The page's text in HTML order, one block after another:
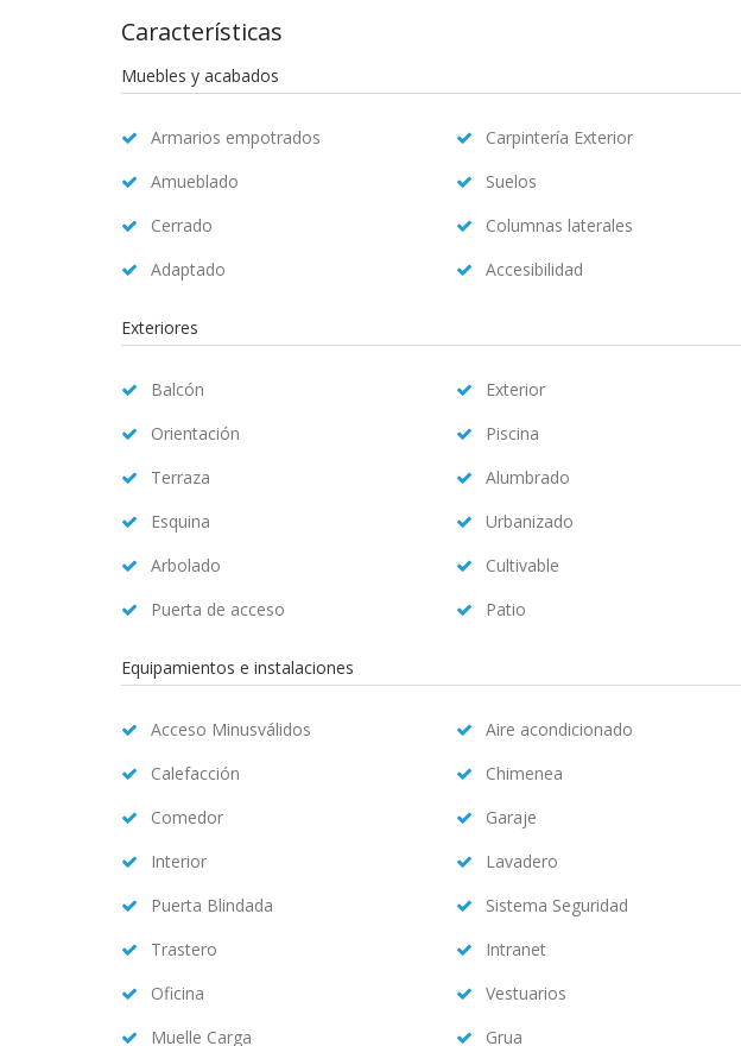
Características
Muebles y acabados
Armarios empotrados Carpintería Exterior
Amueblado
Suelos
Cerrado
Columnas laterales
Adaptado
Accesibilidad
Exteriores
Balcón Exterior
Orientación
Piscina
Terraza
Alumbrado
Esquina
Urbanizado
Arbolado
Cultivable
Puerta de acceso
Patio
Equipamientos e instalaciones
Acceso Minusválidos Aire acondicionado
Calefacción
Chimenea
Comedor
Garaje
Interior
Lavadero
Puerta Blindada
Sistema Seguridad
Trastero
Intranet
Oficina
Vestuarios
Muelle Carga
Grua